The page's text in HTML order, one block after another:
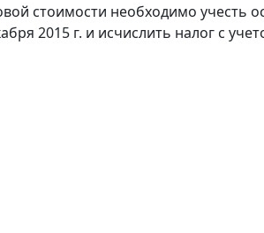
стоимости необходимо учесть
2015 г. и исчислить налог с